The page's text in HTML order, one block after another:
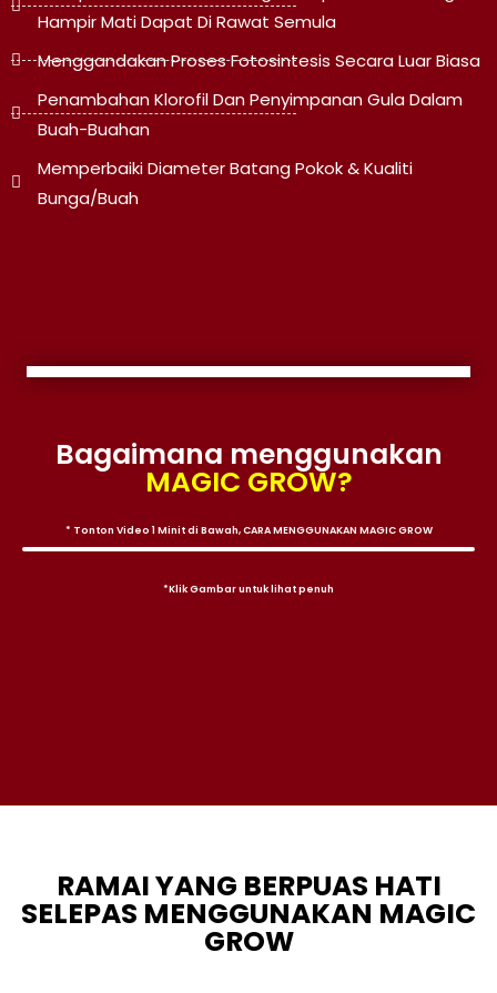
Hampir Mati Dapat Di Rawat Semula
Menggandakan Proses Fotosintesis Secara Luar Biasa
Penambahan Klorofil Dan Penyimpanan Gula Dalam
Buah-Buahan
Memperbaiki Diameter Batang Pokok & Kualiti
Bunga/buah
Bagaimana menggunakan
MAGIC GROW?
* Tonton Video 1 Minit di Bawah, CARA MENGGUNAKAN MAGIC GROW
*Klik Gambar untuk lihat penuh
RAMAI YANG BERPUAS HATI
SELEPAS MENGGUNAKAN MAGIC
GROW